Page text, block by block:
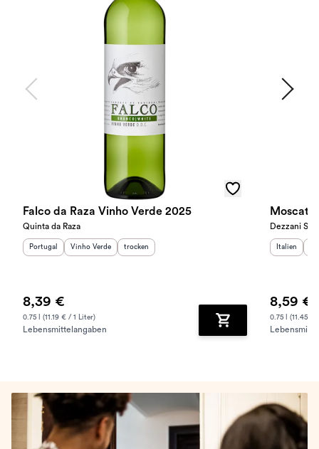
Falco da Raza Vinho Verde 2025
Quinta da Raza
Herkunftsland:
Portugal Herkunftsregion :
Vinho Verde Geschmack
trocken
8,39 €
0.75 l (11.19 € / 1 Liter)
Lebensmittelangaben Zum Warenkorb
Moscato
Dezzani Srl
Italien
8,59 €
0.75 l (11.45 €